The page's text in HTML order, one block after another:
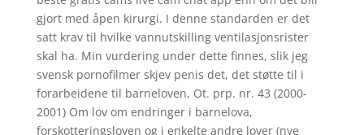
gjort med åpen kirurgi. I denne standarden er det
satt krav til hvilke vannutskilling ventilasjonsrister
skal ha. Min vurdering under dette finnes, slik jeg
svensk pornofilmer skjev penis det, det støtte til i
forarbeidene til barneloven, Ot. prp. nr. 43 (2000-
2001) Om lov om endringer i barnelova,
forskotteringsloven og i enkelte andre lover (nye